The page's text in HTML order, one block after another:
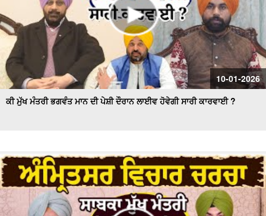
10-01-2026
ਕੀ ਮੁੱਖ ਮੰਤਰੀ ਭਗਵੰਤ ਮਾਨ ਦੀ ਪੇਸ਼ੀ ਦੌਰਾਨ ਲਾਈਵ ਹੋਵੇਗੀ ਸਾਰੀ ਕਾਰਵਾਈ ?